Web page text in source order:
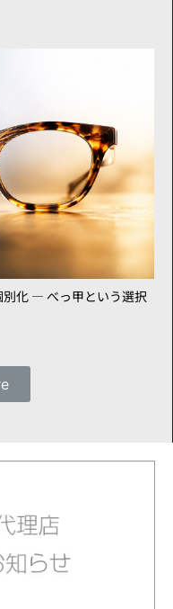
化 ― べっ甲という選択